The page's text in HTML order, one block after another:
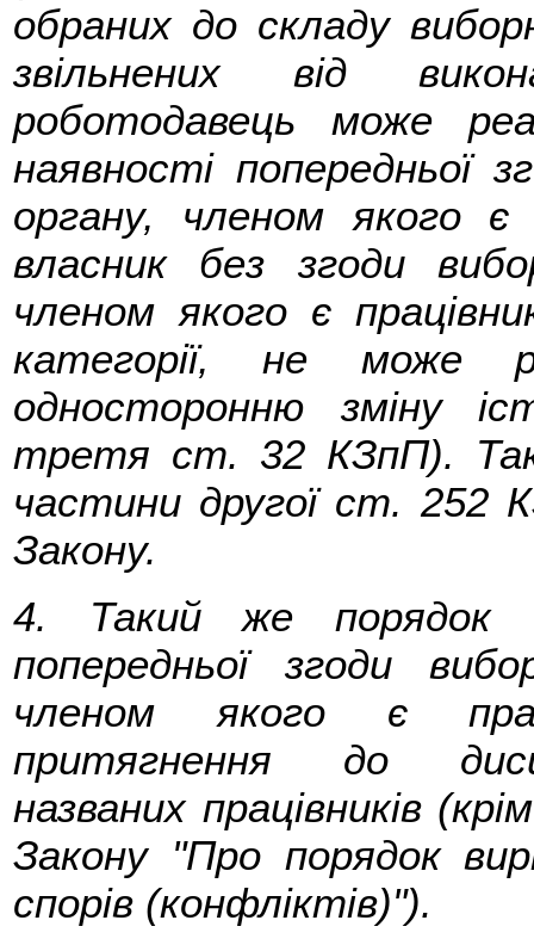
обраних до складу
звільнених від
роботодавець може
наявності попередньої
органу, членом якого є
власник без згоди
членом якого є
категорії, не може
односторонню зміну
третя ст. 32 КЗпП).
частини другої ст. 252
Закону.
4. Такий же порядок
попередньої згоди
членом якого є
притягнення до
названих працівників
Закону "Про порядок
спорів (конфліктів)").